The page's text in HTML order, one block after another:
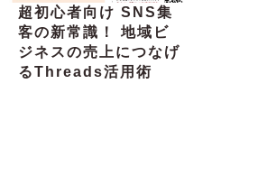
超初心者向け SNS集
客の新常識！ 地域ビ
ジネスの売上につなげ
るThreads活用術